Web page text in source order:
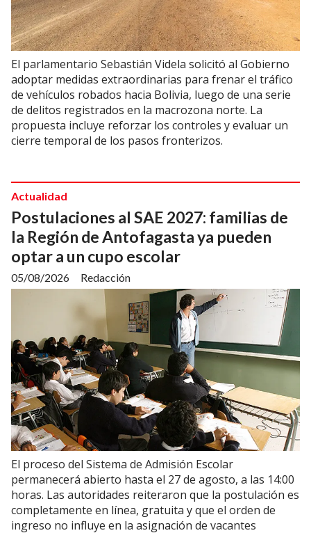
El parlamentario Sebastián Videla solicitó al Gobierno
adoptar medidas extraordinarias para frenar el tráfico
de vehículos robados hacia Bolivia, luego de una serie
de delitos registrados en la macrozona norte. La
propuesta incluye reforzar los controles y evaluar un
cierre temporal de los pasos fronterizos.
Postulaciones al SAE 2027: familias de
la Región de Antofagasta ya pueden
optar a un cupo escolar
Redacción
Actualidad
05/08/2026
El proceso del Sistema de Admisión Escolar
permanecerá abierto hasta el 27 de agosto, a las 14:00
horas. Las autoridades reiteraron que la postulación es
completamente en línea, gratuita y que el orden de
ingreso no influye en la asignación de vacantes